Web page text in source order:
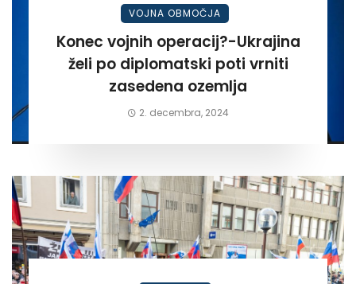
VOJNA OBMOČJA
Konec vojnih operacij?-Ukrajina
želi po diplomatski poti vrniti
zasedena ozemlja
2. decembra, 2024